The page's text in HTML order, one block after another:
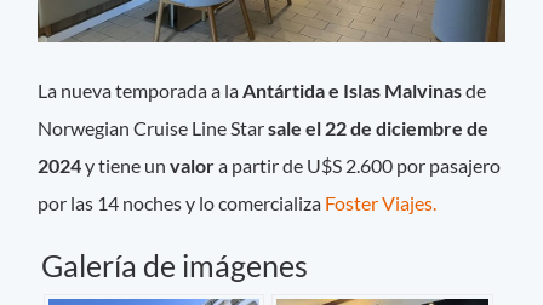
La nueva temporada a laAntártida e Islas Malvinasde
Norwegian Cruise Line Starsale el 22 de diciembre de
2024y tiene unvalora partir de U$S 2.600 por pasajero
por las 14 noches y lo comercializa Foster Viajes.
Galería de imágenes